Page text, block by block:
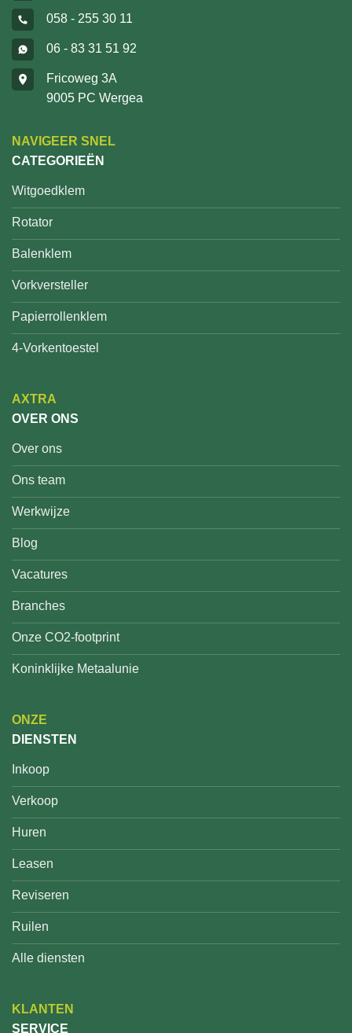
058 - 255 30 11
06 - 83 31 51 92
Fricoweg 3A
9005 PC Wergea
NAVIGEER SNEL
CATEGORIEËN
Witgoedklem
Rotator
Balenklem
Vorkversteller
Papierrollenklem
4-Vorkentoestel
AXTRA
OVER ONS
Over ons
Ons team
Werkwijze
Blog
Vacatures
Branches
Onze CO2-footprint
Koninklijke Metaalunie
ONZE
DIENSTEN
Inkoop
Verkoop
Huren
Leasen
Reviseren
Ruilen
Alle diensten
KLANTEN
SERVICE